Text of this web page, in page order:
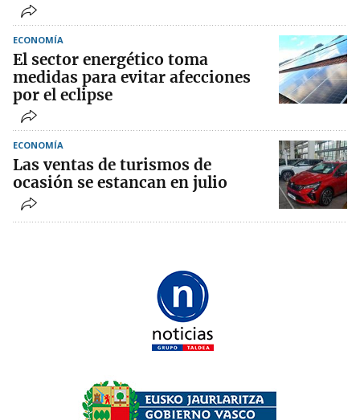
ECONOMÍA
El sector energético toma
medidas para evitar afecciones
por el eclipse
ECONOMÍA
Las ventas de turismos de
ocasión se estancan en julio